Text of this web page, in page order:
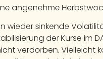
angenehme
wieder sinkende
der Kurse im
verdorben. Vielleicht